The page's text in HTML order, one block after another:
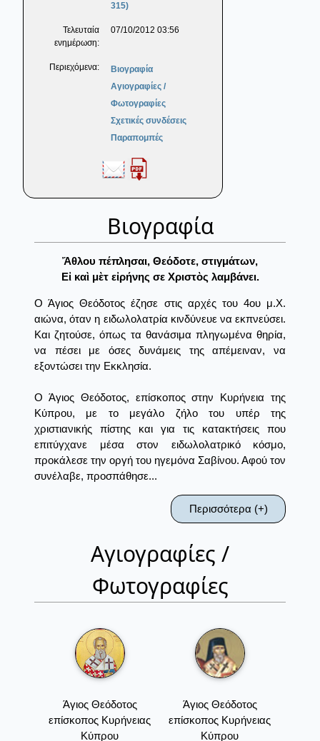
315)
Τελευταία
ενημέρωση:
07/10/2012 03:56
Περιεχόμενα:
Βιογραφία
Αγιογραφίες /
Φωτογραφίες
Σχετικές συνδέσεις
Παραπομπές
Βιογραφία
Ἄθλου πέπλησαι, Θεόδοτε, στιγμάτων,
Εἰ καὶ μὲτ εἰρήνης σε Χριστὸς λαμβάνει.
Ο Άγιος Θεόδοτος έζησε στις αρχές του 4ου μ.Χ.
αιώνα, όταν η ειδωλολατρία κινδύνευε να εκπνεύσει.
Και ζητούσε, όπως τα θανάσιμα πληγωμένα θηρία,
να πέσει με όσες δυνάμεις της απέμειναν, να
εξοντώσει την Εκκλησία.
Ο Άγιος Θεόδοτος, επίσκοπος στην Κυρήνεια της
Κύπρου, με το μεγάλο ζήλο του υπέρ της
χριστιανικής πίστης και για τις κατακτήσεις που
επιτύγχανε μέσα στον ειδωλολατρικό κόσμο,
προκάλεσε την οργή του ηγεμόνα Σαβίνου. Αφού τον
συνέλαβε, προσπάθησε...
Περισσότερα (+)
Αγιογραφίες /
Φωτογραφίες
Άγιος Θεόδοτος
επίσκοπος Κυρήνειας
Κύπρου
Άγιος Θεόδοτος
επίσκοπος Κυρήνειας
Κύπρου